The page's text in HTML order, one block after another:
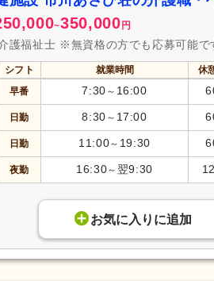
~350,000 円
護福祉士 ※無資格の方でも応募可能で
シフト 就業時間 休
早番 7:30 ～ 16:00
日勤 8:30 ～ 17:00
日勤 11:00～ 19:30
夜勤 16:30～ 翌9:30
お気に入り に追加